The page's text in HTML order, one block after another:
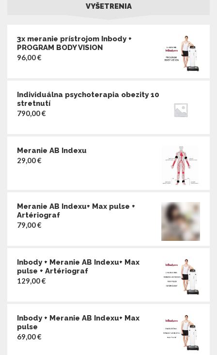
VYŠETRENIA
3x meranie prístrojom Inbody +
PROGRAM BODY VISION
96,00€
Individuálna psychoterapia obezity 10
stretnutí
790,00€
Meranie AB Indexu
29,00€
Meranie AB Indexu+ Max pulse +
Artériograf
79,00€
Inbody + Meranie AB Indexu+ Max
pulse + Artériograf
129,00€
Inbody + Meranie AB Indexu+ Max
pulse
69,00€